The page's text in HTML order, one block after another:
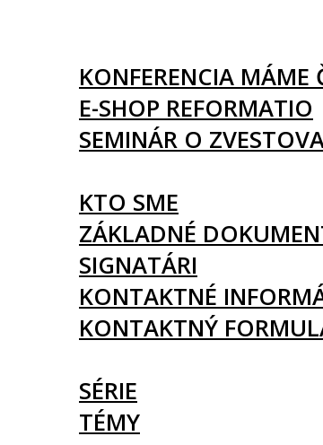
KONFERENCIA MÁME
E-SHOP REFORMATIO
SEMINÁR O
KTO SME
ZÁKLADNÉ
SIGNATÁRI
KONTAKTNÉ
KONTAKTNÝ
SÉRIE
TÉMY